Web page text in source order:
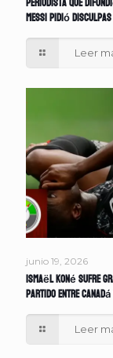
Messi pidió
Leer
junio 19, 2026
Ismaël Koné sufre
partido entre
Leer